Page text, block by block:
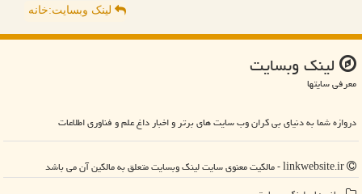
لینک وبسایت:خانه
لینك وبسایت
معرفی سایتها
دروازه شما به دنیای بی کران وب سایت های برتر و اخبار داغ علم و فناوری اطلاعات